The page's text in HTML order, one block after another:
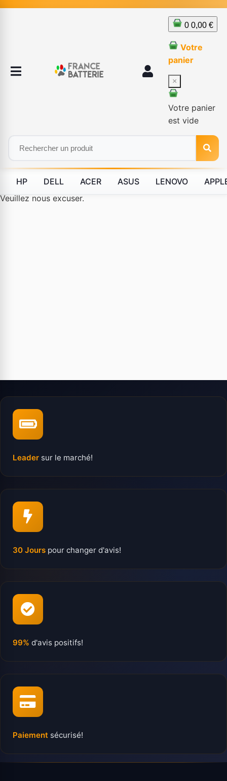
0 0,00 €
Votre
panier
×
Votre panier
est vide
HP DELL ACER ASUS LENOVO
Le produit #BLD--80227 n'est plus disponible à la vente.
Veuillez nous excuser.
Leader sur le marché!
30 Jours pour changer d'avis!
99% d'avis positifs!
Paiement sécurisé!